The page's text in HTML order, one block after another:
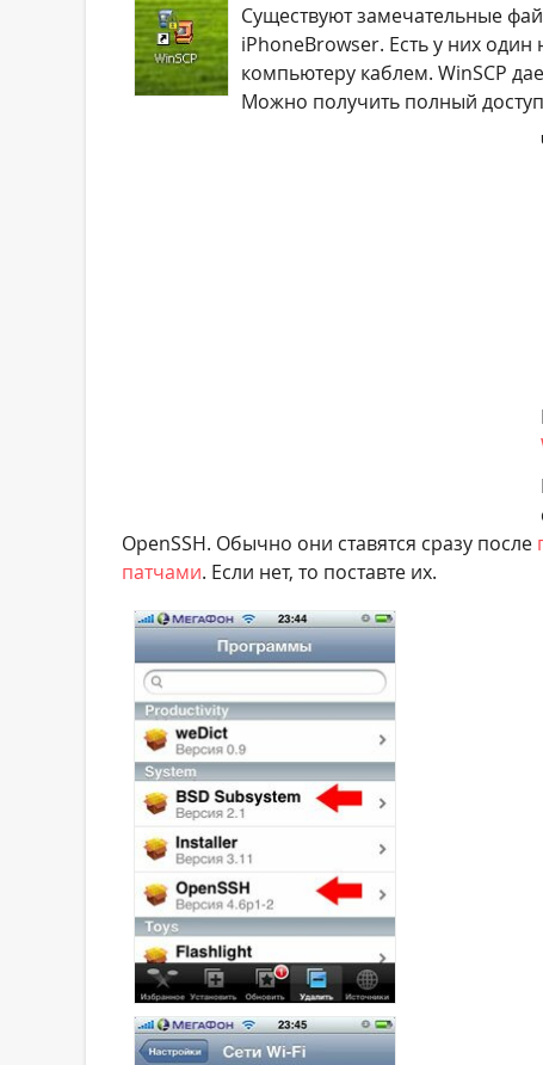
Существуют замечательные
iPhoneBrowser. Есть у них
компьютеру каблем. WinSCP
Можно получить полный
OpenSSH. Обычно они ставятся сразу после
патчами. Если нет, то поставте их.